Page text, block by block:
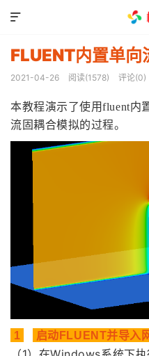

FLUENT内置单向
2021-04-26 阅读(1578) 评论(0)
本教程演示了使用fluent内
流固耦合模拟的过程。
1 启动FLUENT并导入